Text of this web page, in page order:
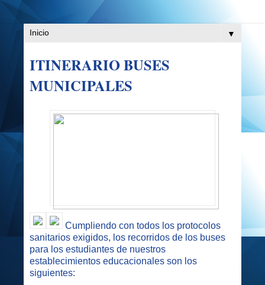
▼
ITINERARIO BUSES
MUNICIPALES
Cumpliendo con todos los protocolos
sanitarios exigidos, los recorridos de los buses
para los estudiantes de nuestros
establecimientos educacionales son los
siguientes: